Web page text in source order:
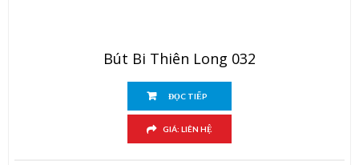
Bút Bi Thiên Long 032
ĐỌC TIẾP
GIÁ: LIÊN HỆ